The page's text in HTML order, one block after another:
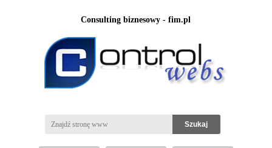
Consulting biznesowy - fim.pl